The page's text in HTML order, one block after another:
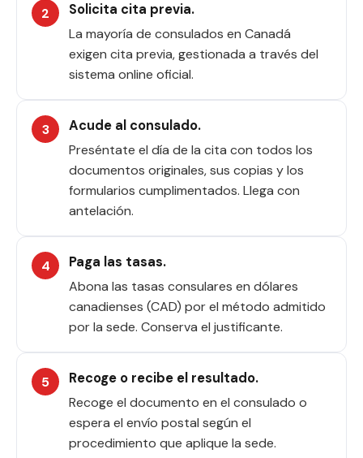
Solicita cita previa.
La mayoría de consulados en Canadá
exigen cita previa, gestionada a través del
sistema online oficial.
Acude al consulado.
Preséntate el día de la cita con todos los
documentos originales, sus copias y los
formularios cumplimentados. Llega con
antelación.
Paga las tasas.
Abona las tasas consulares en dólares
canadienses (CAD) por el método admitido
por la sede. Conserva el justificante.
Recoge o recibe el resultado.
Recoge el documento en el consulado o
espera el envío postal según el
procedimiento que aplique la sede.